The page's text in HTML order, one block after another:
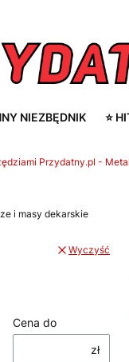
NIEZBĘDNIK ⭐
Przydatny.pl -
i masy dekarskie
Wyczyść
Cena do
zł